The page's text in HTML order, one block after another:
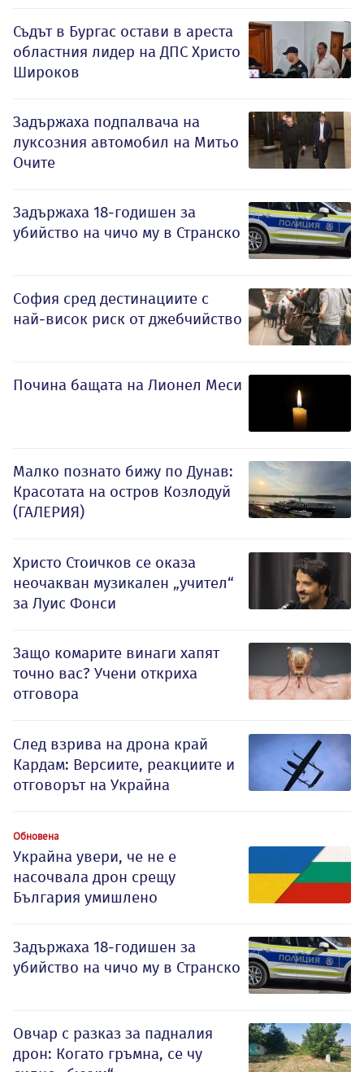
Съдът в Бургас остави в ареста
областния лидер на ДПС Христо
Широков
Задържаха подпалвача на
луксозния автомобил на Митьо
Очите
Задържаха 18-годишен за
убийство на чичо му в Странско
София сред дестинациите с
най-висок риск от джебчийство
Почина бащата на Лионел Меси
Малко познато бижу по Дунав:
Красотата на остров Козлодуй
(ГАЛЕРИЯ)
Христо Стоичков се оказа
неочакван музикален „учител“
за Луис Фонси
Защо комарите винаги хапят
точно вас? Учени откриха
отговора
След взрива на дрона край
Кардам: Версиите, реакциите и
отговорът на Украйна
Обновена
Украйна увери, че не е
насочвала дрон срещу
България умишлено
Задържаха 18-годишен за
убийство на чичо му в Странско
Овчар с разказ за падналия
дрон: Когато гръмна, се чу